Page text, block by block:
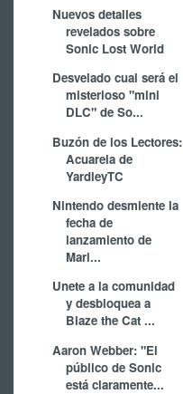
Nuevos detalles
revelados sobre
Sonic Lost World
Desvelado cual será el
misterioso "mini
DLC" de So...
Buzón de los Lectores:
Acuarela de
YardleyTC
Nintendo desmiente la
fecha de
lanzamiento de
Mari...
Unete a la comunidad
y desbloquea a
Blaze the Cat ...
Aaron Webber: "El
público de Sonic
está claramente...